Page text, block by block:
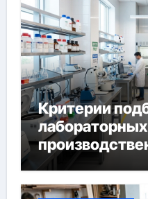
Критерии
лабораторий